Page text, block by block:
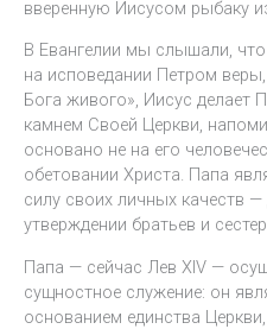
вверенную Иисусом рыбаку
В Евангелии мы слышали,
на исповедании Петром
Бога живого», Иисус делает
камнем Своей Церкви,
основано не на его
обетовании Христа. Папа
силу своих личных качеств
утверждении братьев и
Папа — сейчас Лев XIV —
сущностное служение: он
основанием единства